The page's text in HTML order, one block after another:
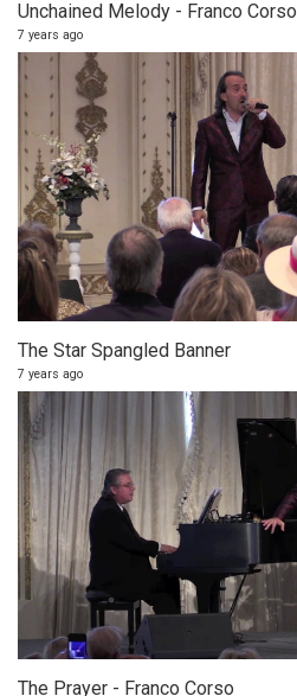
Unchained Melody - Franco Corso
7 years ago
The Star Spangled Banner
7 years ago
The Prayer - Franco Corso